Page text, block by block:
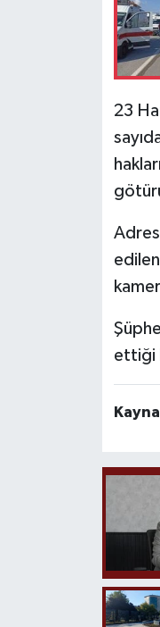
23
ettiği